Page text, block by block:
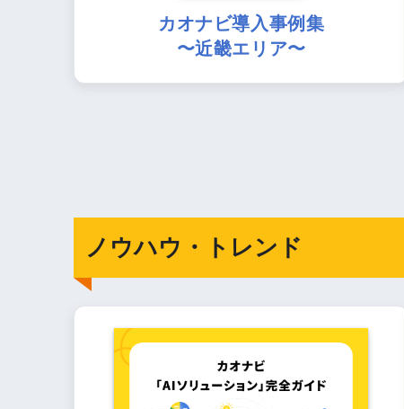
カオナビ導入事例集
〜近畿エリア〜
ノウハウ・トレンド